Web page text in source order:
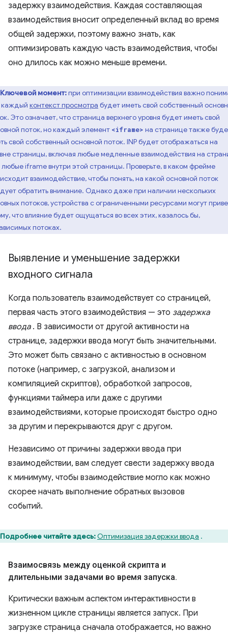
задержку взаимодействия. Каждая составляющая
взаимодействия вносит определенный вклад во время
общей задержки, поэтому важно знать, как
оптимизировать каждую часть взаимодействия, чтобы
оно длилось как можно меньше времени.
Ключевой момент:при оптимизации взаимодействия важно
каждый контекст просмотра будет иметь свой собственный
Это означает, что страница верхнего уровня будет иметь свой
поток, но каждый элемент <iframe> на странице также
свой собственный основной поток. INP будет отображаться на
страницы, включая любые медленные взаимодействия на
iframe внутри этой страницы. Проверьте, в каком фрейме
взаимодействие, чтобы понять, на какой основной поток
обратить внимание. Однако даже при наличии нескольких
потоков, устройства с ограниченными ресурсами могут
что влияние будет ощущаться во всех этих, казалось бы,
потоках.
Выявление и уменьшение задержки
входного сигнала
Когда пользователь взаимодействует со страницей,
первая часть этого взаимодействия — это задержка
ввода. В зависимости от другой активности на
странице, задержки ввода могут быть значительными.
Это может быть связано с активностью в основном
потоке (например, с загрузкой, анализом и
компиляцией скриптов), обработкой запросов,
функциями таймера или даже с другими
взаимодействиями, которые происходят быстро одно
за другим и перекрываются друг с другом.
Независимо от причины задержки ввода при
взаимодействии, вам следует свести задержку ввода
к минимуму, чтобы взаимодействие могло как можно
скорее начать выполнение обратных вызовов
событий.
Подробнее читайте здесь:Оптимизация задержки ввода .
Взаимосвязь между оценкой скрипта и
длительными задачами во время запуска.
Критически важным аспектом интерактивности в
жизненном цикле страницы является запуск. При
загрузке страница сначала отображается, но важно